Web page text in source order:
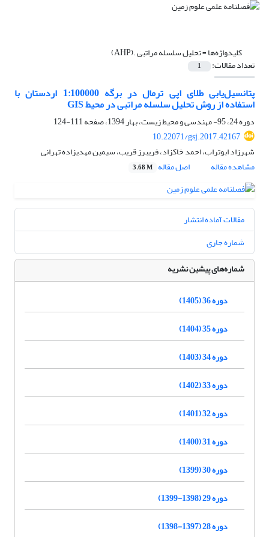
کلیدواژه‌ها =تحلیل سلسله مراتبی .(AHP)
تعداد مقالات: 1
پتانسیل‌یابی طلای اپی ترمال در برگه 1:100000 اردستان با
استفاده از روش تحلیل سلسله مراتبی در محیط GIS
دوره 24، 95- مهندسی و محیط زیست، بهار 1394، صفحه
111-124
10.22071/gsj.2017.42167
شهرزاد ابوتراب، احمد خاکزاد، فریبرز قریب، سیمین مهدیزاده تهرانی
مشاهده مقاله
اصل مقاله 3.68 M
مقالات آماده انتشار
شماره جاری
شماره‌های پیشین نشریه
دوره 36 (1405)
دوره 35 (1404)
دوره 34 (1403)
دوره 33 (1402)
دوره 32 (1401)
دوره 31 (1400)
دوره 30 (1399)
دوره 29 (1398-1399)
دوره 28 (1397-1398)